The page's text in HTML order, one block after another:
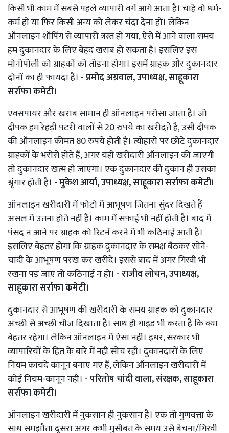
किसी भी काम में सबसे पहले व्यापारी वर्ग आगे आता है। चाहे वो धर्म-
कर्म हो या फिर किसी अन्य को लेकर चंदा देना हो। लेकिन
ऑनलाइन शॉपिंग से व्यापारी त्रस्त हो गया, ऐसे में आने वाला समय
हम दुकानदार के लिए बेहद खराब हो सकता है। इसलिए इस
मोनोपोली को ग्राहकों को तोड़ना होगा। इसमें ग्राहक और दुकानदार
दोनों का ही फायदा है। - प्रमोद अग्रवाल, उपाध्यक्ष, साहूकारा
सर्राफा कमेटी।
एक्सपायर और खराब सामान ही ऑनलाइन परोसा जाता है। जो
दीपक हम रेहड़ी पटरी वालों से 20 रुपये का खरीदते हैं, उसी दीपक
की ऑनलाइन कीमत 80 रुपये होती है। त्योहारों पर छोटे दुकानदार
ग्राहकों के भरोसे होते हैं, अगर यही खरीदारी ऑनलाइन की जाएगी
तो दुकानदार खत्म हो जाएगा। एक दुकानदार की दुकान ही उसका
श्रृंगार होती है। - मुकेश आर्या, उपाध्यक्ष, साहूकारा सर्राफा कमेटी।
ऑनलाइन खरीदारी में फोटो में आभूषण जितना सुंदर दिखते हैं
असल में उतना होते नहीं हैं। काम में सफाई भी नहीं होती है। बाद में
पंसद न आने पर ग्राहक को रिटर्न करने में भी कठिनाई आती है।
इसलिए बेहतर होगा कि ग्राहक दुकानदार के समक्ष बैठकर सोने-
चांदी के आभूषण परख कर खरीदे। इससे बाद में अगर गिरवी भी
रखना पड़ जाए तो कठिनाई न हो। - राजीव लोचन, उपाध्यक्ष,
साहूकारा सर्राफा कमेटी।
दुकानदार से आभूषण की खरीदारी के समय ग्राहक को दुकानदार
अच्छी से अच्छी चीज दिखाता है। साथ ही गाइड भी करता है कि क्या
बेहतर रहेगा। लेकिन ऑनलाइन में ऐसा नहीं। इधर, सरकार भी
व्यापारियों के हित के बारे में नहीं सोच रही। दुकानदारों के लिए
नियम कायदे कानून बनाए गए हैं, लेकिन ऑनलाइन खरीदारी में
कोई नियम-कानून नहीं। - परितोष चांदी वाला, संरक्षक, साहूकारा
सर्राफा कमेटी।
ऑनलाइन खरीदारी में नुकसान ही नुकसान है। एक तो गुणवत्ता के
साथ समझौता दूसरा अगर कभी मुसीबत के समय उसे बेचना/गिरवी